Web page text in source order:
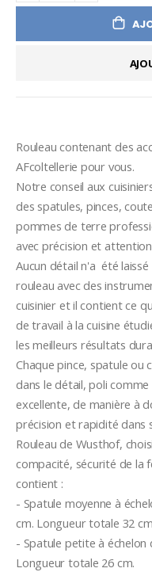
Rouleau contenant des
AFcoltellerie pour vous.
Notre conseil aux
des spatules, pinces,
pommes de terre
avec précision et
Aucun détail n'a  été
rouleau avec des
cuisinier et il contient ce
de travail à la cuisine
les meilleurs résultats
Chaque pince, spatule ou
dans le détail, poli
excellente, de manière à
précision et rapidité dans
Rouleau de Wusthof,
compacité, sécurité de la
contient :
- Spatule moyenne à
cm. Longueur totale 32
- Spatule petite à échelon
Longueur totale 26 cm.